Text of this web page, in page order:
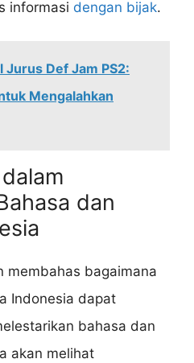
informasi dengan bijak.
Jurus Def Jam PS2:
Mengalahkan
dan
membahas bagaimana
Indonesia dapat
bahasa dan
akan melihat